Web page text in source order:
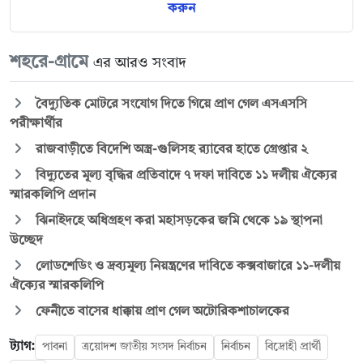
করুন
শহরে-গ্রামে এর আরও সংবাদ
বৈদ্যুতিক মোটরে সংযোগ দিতে গিয়ে প্রাণ গেল এসএসসি
পরীক্ষার্থীর
রাজবাড়ীতে বিদেশি অস্ত্র-গুলিসহ র‍্যাবের হাতে গ্রেপ্তার ২
বিদ্যুতের মূল্য বৃদ্ধির প্রতিবাদে ৭ দফা দাবিতে ১১ দলীয় ঐক্যের
স্মারকলিপি প্রদান
ঝিনাইদহে অধিগ্রহণ করা মহাসড়কের জমি থেকে ১৯ স্থাপনা
উচ্ছেদ
লোডশেডিং ও দ্রব্যমূল্য নিয়ন্ত্রণের দাবিতে কক্সবাজারে ১১-দলীয়
ঐক্যের স্মারকলিপি
ফেনীতে বাসের ধাক্কায় প্রাণ গেল অটোরিকশাচালকের
ট্যাগ: পাবনা ত্রয়োদশ জাতীয় সংসদ নির্বাচন নির্বাচন বিদ্রোহী প্রার্থী